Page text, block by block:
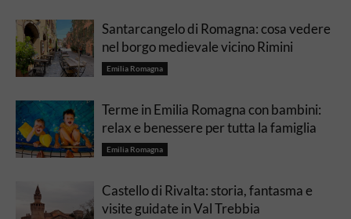
Santarcangelo di Romagna: cosa vedere
nel borgo medievale vicino Rimini
Emilia Romagna
Terme in Emilia Romagna con bambini:
relax e benessere per tutta la famiglia
Emilia Romagna
Castello di Rivalta: storia, fantasma e
visite guidate in Val Trebbia